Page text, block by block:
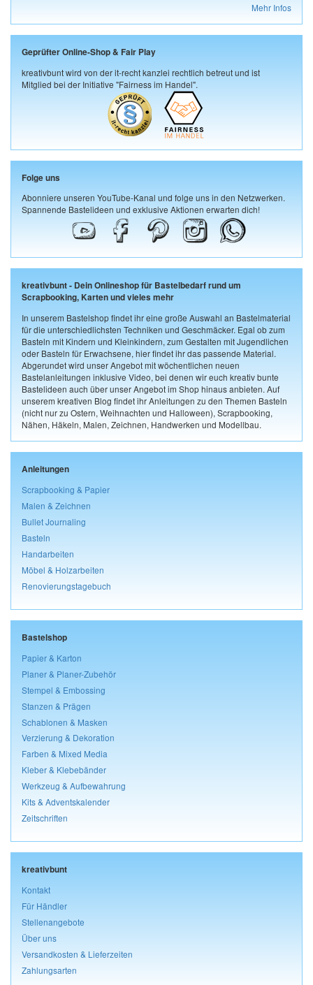
Mehr Infos
Geprüfter Online-Shop & Fair Play
kreativbunt wird von der it-recht kanzlei rechtlich betreut und ist
Mitglied bei der Initiative "Fairness im Handel".
Folge uns
Abonniere unseren YouTube-Kanal und folge uns in den Netzwerken.
Spannende Bastelideen und exklusive Aktionen erwarten dich!
kreativbunt - Dein Onlineshop für Bastelbedarf rund um
Scrapbooking, Karten und vieles mehr
In unserem Bastelshop findet ihr eine große Auswahl an Bastelmaterial
für die unterschiedlichsten Techniken und Geschmäcker. Egal ob zum
Basteln mit Kindern und Kleinkindern, zum Gestalten mit Jugendlichen
oder Basteln für Erwachsene, hier findet ihr das passende Material.
Abgerundet wird unser Angebot mit wöchentlichen neuen
Bastelanleitungen inklusive Video, bei denen wir euch kreativ bunte
Bastelideen auch über unser Angebot im Shop hinaus anbieten. Auf
unserem kreativen Blog findet ihr Anleitungen zu den Themen Basteln
(nicht nur zu Ostern, Weihnachten und Halloween), Scrapbooking,
Nähen, Häkeln, Malen, Zeichnen, Handwerken und Modellbau.
Anleitungen
Scrapbooking & Papier
Malen & Zeichnen
Bullet Journaling
Basteln
Handarbeiten
Möbel & Holzarbeiten
Renovierungstagebuch
Bastelshop
Papier & Karton
Planer & Planer-Zubehör
Stempel & Embossing
Stanzen & Prägen
Schablonen & Masken
Verzierung & Dekoration
Farben & Mixed Media
Kleber & Klebebänder
Werkzeug & Aufbewahrung
Kits & Adventskalender
Zeitschriften
kreativbunt
Kontakt
Für Händler
Stellenangebote
Über uns
Versandkosten & Lieferzeiten
Zahlungsarten